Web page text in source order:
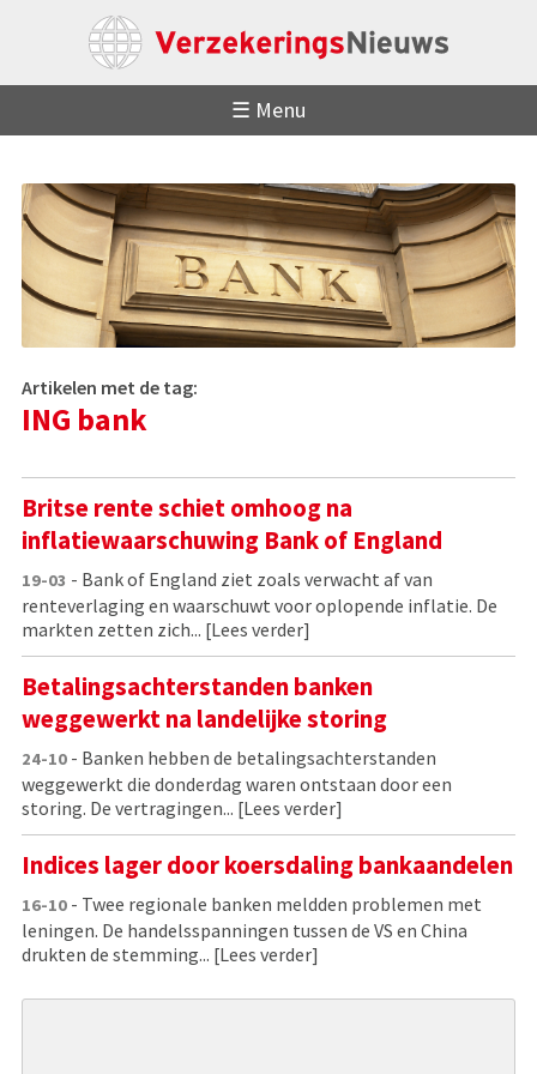
☰ Menu
Artikelen met de tag:
ING bank
Britse rente schiet omhoog na
inflatiewaarschuwing Bank of England
19-03 - Bank of England ziet zoals verwacht af van
renteverlaging en waarschuwt voor oplopende inflatie. De
markten zetten zich... [Lees verder]
Betalingsachterstanden banken
weggewerkt na landelijke storing
24-10- Banken hebben de betalingsachterstanden
weggewerkt die donderdag waren ontstaan door een
storing. De vertragingen... [Lees verder]
Indices lager door koersdaling bankaandelen
16-10- Twee regionale banken meldden problemen met
leningen. De handelsspanningen tussen de VS en China
drukten de stemming... [Lees verder]